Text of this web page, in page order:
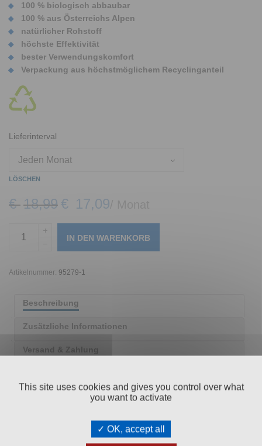
100 % biologisch abbaubar
100 % aus Österreichs Alpen
natürlicher Rohstoff
höchste Effektivität
bester Verwendungskomfort
Verpackung aus höchstmöglichem Recyclinganteil
Lieferinterval
LÖSCHEN
€18,99 € 17,09
IN DEN WARENKORB
Artikelnummer: 95279-1
Beschreibung
Zusätzliche Informationen
Versand & Zahlung
This site uses cookies and gives you control over what
you want to activate
OK, accept all